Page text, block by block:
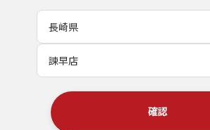
確認